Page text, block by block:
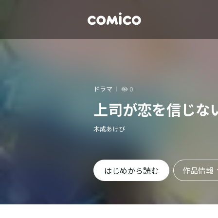
ドラマ 0
上司が恋を信じな
木成あけび
はじめから読む 作品情報